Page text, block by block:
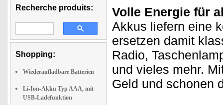
Recherche produits:
Shopping:
Wiederaufladbare Batterien
Li-Ion-Akku Typ AAA, mit
USB-Ladefunktion
Volle Energie für
Akkus liefern eine
ersetzen damit
Radio,
und vieles mehr.
Geld und schonen